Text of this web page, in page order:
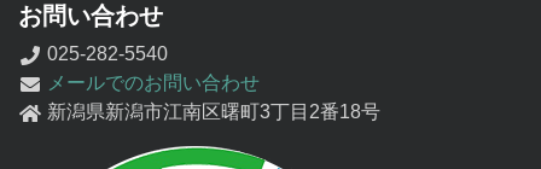
お問い合わせ
025-282-5540
メールでのお問い合わせ
新潟県新潟市江南区曙町3丁目2番18号